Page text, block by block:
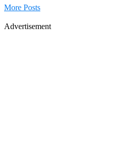
More Posts
Advertisement